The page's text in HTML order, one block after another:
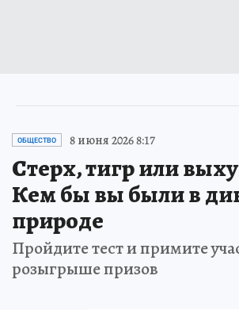
ОБЩЕСТВО 8 июня 2026 8:17
Стерх, тигр или
Кем бы вы были в
природе
Пройдите тест и примите
розыгрыше призов